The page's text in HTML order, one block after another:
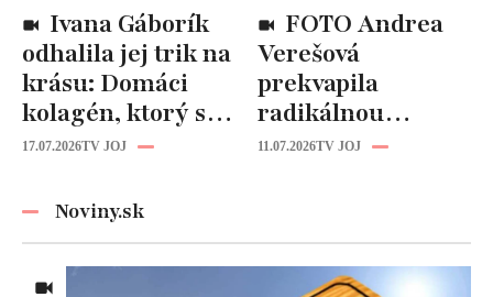
odhalila jej trik na
krásu: Domáci
kolagén, ktorý si
zvládnete
17.07.2026TV JOJ
Verešová
prekvapila
radikálnou
zmenou účesu: Je
11.07.2026TV JOJ
Noviny.sk